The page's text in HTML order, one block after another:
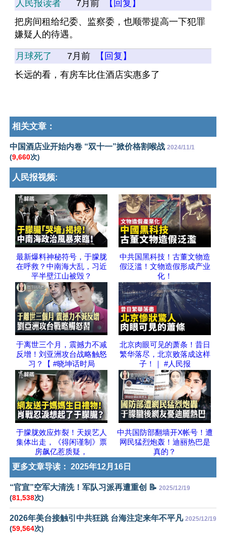
人民报读者 7月前
【回复】
把房间租给纪委、监察委，也顺带提高一下犯罪
嫌疑人的待遇。
月球死了 7月前
【回复】
长远的看，有房车比住酒店实惠多了
相关文章：
中国酒店业开始内卷 “双十一”掀价格割喉战 2024/11/1
(9,660次)
人民报视频:
最新爆料神秘符号，于朦胧
在呼救？中南海大乱，习近
平半壁江山被毁？
中共国黑科技！古董文物造
假泛滥！文物造假形成产业
化！
于离世三个月，震撼力不减
反增！刘亚洲攻台战略触怒
习？【 #晓坤话时局
北京肉眼可见的萧条！昔日
繁华落尽，北京败落成这样
子！｜ #人民报
于朦胧效应炸裂！天娱艺人
集体出走，《得闲谨制》票
房飙亿惹质疑，
中共国防部翻墙开X帐号！遭
网民猛烈炮轰！迪丽热巴是
真的？
更多文章导读： 2025年12月16日
“官宣”空军大清洗！军队习派再遭重创 📝 2025/12/19
(81,538次)
2026年美台接触引中共狂跳 台海注定来年不平凡 2025/12/19
(59,564次)